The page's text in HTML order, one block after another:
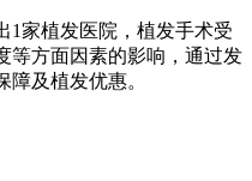
1家植发医院，植发手术受
等方面因素的影响，通过发
及植发优惠。